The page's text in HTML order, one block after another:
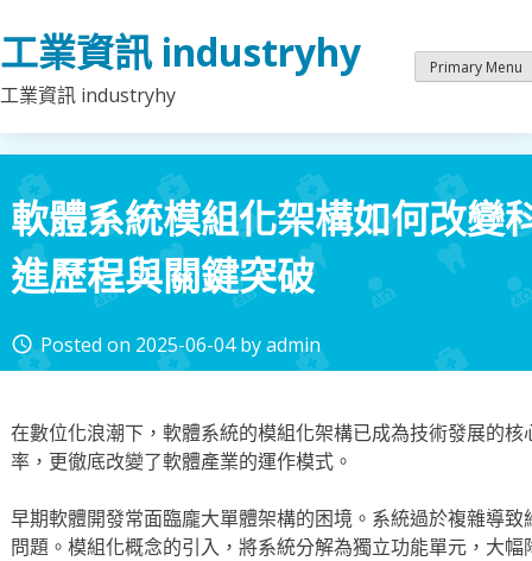
to
content
工業資訊 industryhy
工業資訊 industryhy
Primary Menu
軟體系統模組化架構如何改變
進歷程與關鍵突破
access_time Posted on 2025-06-04byadmin
在數位化浪潮下，軟體系統的模組化架構已成為技術發展的
率，更徹底改變了軟體產業的運作模式。
早期軟體開發常面臨龐大單體架構的困境。系統過於複雜導
問題。模組化概念的引入，將系統分解為獨立功能單元，大幅